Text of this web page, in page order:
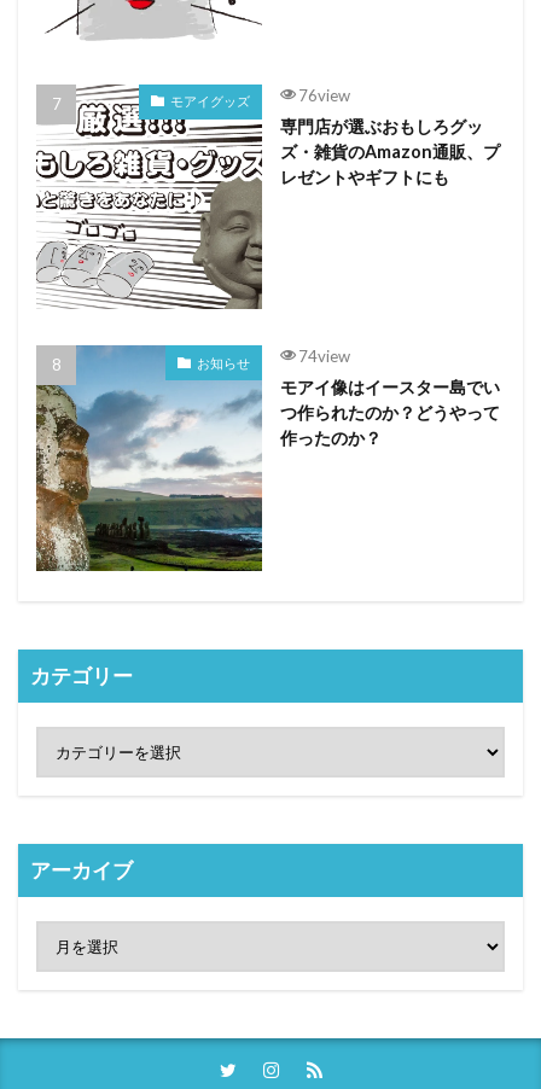
モアイグッズ 76view
専門店が選ぶおもしろグッ
ズ・雑貨のAmazon通販、プ
レゼントやギフトにも
お知らせ 74view
モアイ像はイースター島でい
つ作られたのか？どうやって
作ったのか？
カテゴリー
アーカイブ